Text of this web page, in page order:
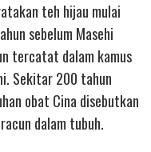
teh hijau mulai
sebelum Masehi
tercatat dalam kamus
Sekitar 200 tahun
obat Cina disebutkan
dalam tubuh.